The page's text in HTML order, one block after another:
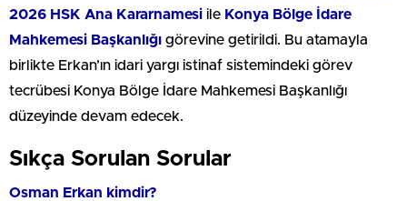
2026 HSK Ana Kararnamesi ile Konya Bölge İdare
Mahkemesi Başkanlığı görevine getirildi. Bu atamayla
birlikte Erkan’ın idari yargı istinaf sistemindeki görev
tecrübesi Konya Bölge İdare Mahkemesi Başkanlığı
düzeyinde devam edecek.
Sıkça Sorulan Sorular
Osman Erkan kimdir?